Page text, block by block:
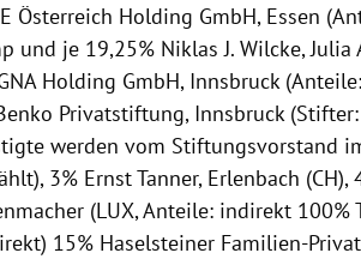
Österreich Holding GmbH, Essen
und je 19,25% Niklas J. Wilcke, Julia
Holding GmbH, Innsbruck
Privatstiftung, Innsbruck (Stifter:
werden vom Stiftungsvorstand
3% Ernst Tanner, Erlenbach (CH),
(LUX, Anteile: indirekt 100%
15% Haselsteiner Familien-